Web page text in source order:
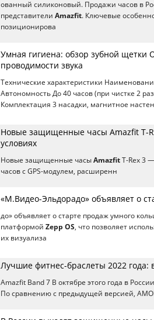
ованный силиконовый. Продажи часов в
представители Amazfit. Ключевые
позиционирова
Умная гигиена: обзор зубной щетки
проводимости звука
Технические характеристики
Автономность До 40 часов (при чистке 2
Комплектация 3 насадки, магнитное
Новые защищенные часы Amazfit T-
условиях
Новые защищенные часы Amazfit T-Rex 3
часов с GPS-модулем, расширенн
«М.Видео-Эльдорадо» объявляет о
до» объявляет о старте продаж умного
платформой Zepp OS, что позволяет
их визуализа
Лучшие фитнес-браслеты 2022 года:
Amazfit Band 7 В октябре этого года в
По сравнению с предыдущей версией,